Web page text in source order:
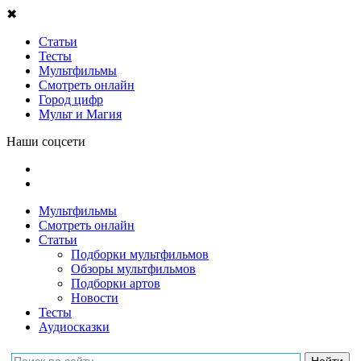
✖
Статьи
Тесты
Мультфильмы
Смотреть онлайн
Город цифр
Мульт и Магия
Наши соцсети
Мультфильмы
Смотреть онлайн
Статьи
Подборки мультфильмов
Обзоры мультфильмов
Подборки артов
Новости
Тесты
Аудиосказки